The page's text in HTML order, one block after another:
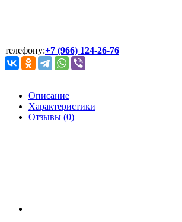
телефону:+7 (966) 124-26-76
Описание
Характеристики
Отзывы (0)